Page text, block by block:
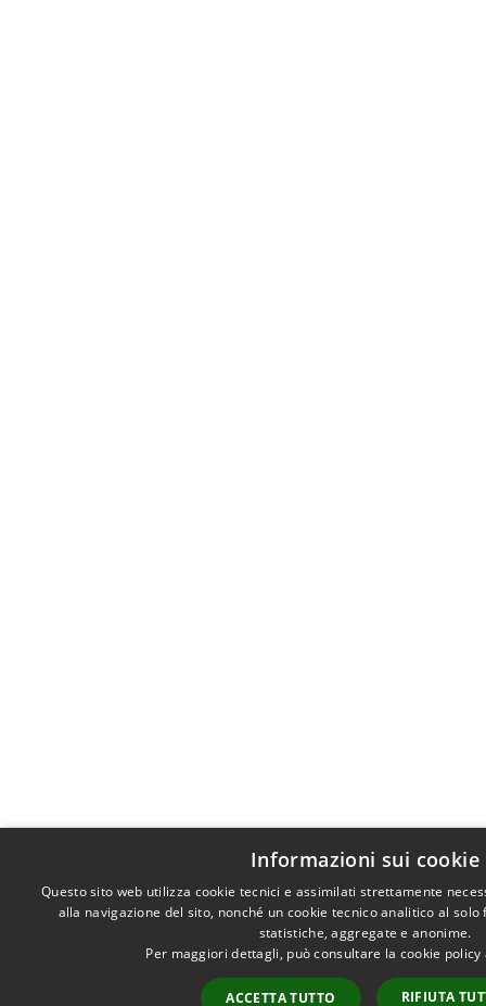
Informazioni sui cookie
Questo sito web utilizza cookie tecnici e assimilati strettamente
alla navigazione del sito, nonché un cookie tecnico analitico al
statistiche, aggregate e anonime.
Per maggiori dettagli, può consultare la cookie
ACCETTA TUTTO RIFIUTA